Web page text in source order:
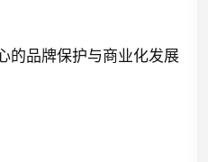
的品牌保护与商业化发展